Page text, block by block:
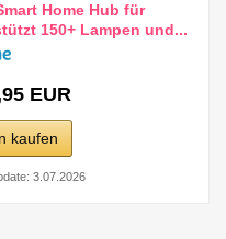
Home Hub für
150+ Lampen und...
EUR
kaufen
3.07.2026